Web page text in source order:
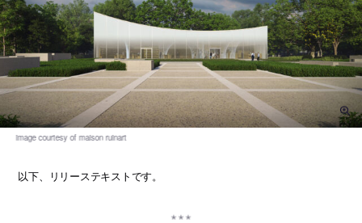
以下、リリーステキストです。